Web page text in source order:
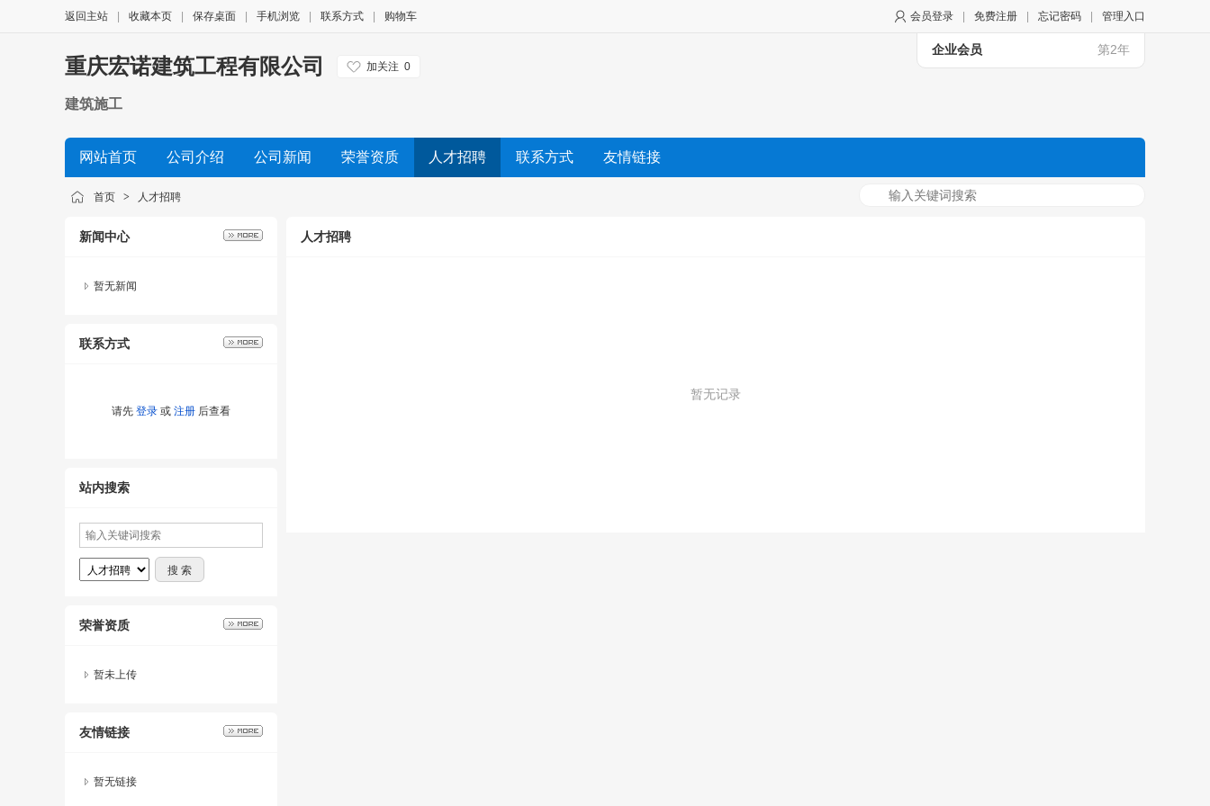
会员登录 免费注册 忘记密码 管理入口
返回主站 收藏本页 保存桌面 手机浏览 联系方式 购物车
企业会员 第2年
重庆宏诺建筑工程有限公司 加关注 0
建筑施工
网站首页 公司介绍 公司新闻 荣誉资质 人才招聘 联系方式 友情链接
首页 > 人才招聘
新闻中心
暂无新闻
联系方式
请先 登录 或 注册 后查看
站内搜索
荣誉资质
暂未上传
友情链接
暂无链接
人才招聘
暂无记录